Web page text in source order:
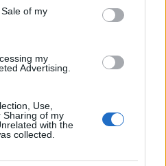
of my
my
Advertising.
Use,
Sharing of my
with the
collected.
εδώ
50 /50